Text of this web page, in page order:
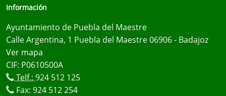
Información
Ayuntamiento de Puebla del Maestre
Calle Argentina, 1 Puebla del Maestre 06906 - Badajoz
Ver mapa
CIF: P0610500A
Telf.: 924 512 125
Fax: 924 512 254